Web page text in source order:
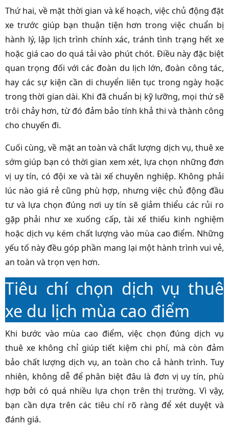
Thứ hai, về mặt thời gian và kế hoạch, việc chủ động đặt
xe trước giúp bạn thuận tiện hơn trong việc chuẩn bị
hành lý, lập lịch trình chính xác, tránh tình trạng hết xe
hoặc giá cao do quá tải vào phút chót. Điều này đặc biệt
quan trọng đối với các đoàn du lịch lớn, đoàn công tác,
hay các sự kiện cần di chuyển liên tục trong ngày hoặc
trong thời gian dài. Khi đã chuẩn bị kỹ lưỡng, mọi thứ sẽ
trôi chảy hơn, từ đó đảm bảo tính khả thi và thành công
cho chuyến đi.
Cuối cùng, về mặt an toàn và chất lượng dịch vụ, thuê xe
sớm giúp bạn có thời gian xem xét, lựa chọn những đơn
vị uy tín, có đội xe và tài xế chuyên nghiệp. Không phải
lúc nào giá rẻ cũng phù hợp, nhưng việc chủ động đầu
tư và lựa chọn đúng nơi uy tín sẽ giảm thiểu các rủi ro
gặp phải như xe xuống cấp, tài xế thiếu kinh nghiệm
hoặc dịch vụ kém chất lượng vào mùa cao điểm. Những
yếu tố này đều góp phần mang lại một hành trình vui vẻ,
an toàn và trọn vẹn hơn.
Tiêu chí chọn dịch vụ thuê
xe du lịch mùa cao điểm
Khi bước vào mùa cao điểm, việc chọn đúng dịch vụ
thuê xe không chỉ giúp tiết kiệm chi phí, mà còn đảm
bảo chất lượng dịch vụ, an toàn cho cả hành trình. Tuy
nhiên, không dễ để phân biệt đâu là đơn vị uy tín, phù
hợp bởi có quá nhiều lựa chọn trên thị trường. Vì vậy,
bạn cần dựa trên các tiêu chí rõ ràng để xét duyệt và
đánh giá.